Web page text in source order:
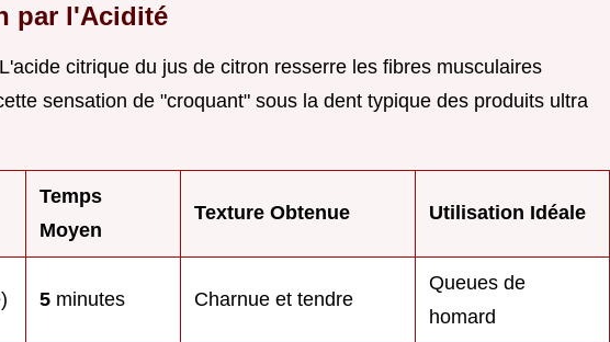
par l'Acidité
citrique du jus de citron resserre les fibres musculaires
sensation de "croquant" sous la dent typique des produits ultra
Temps
Moyen
Texture Obtenue Utilisation Idéale
5 minutes Charnue et tendre
Queues de
homard